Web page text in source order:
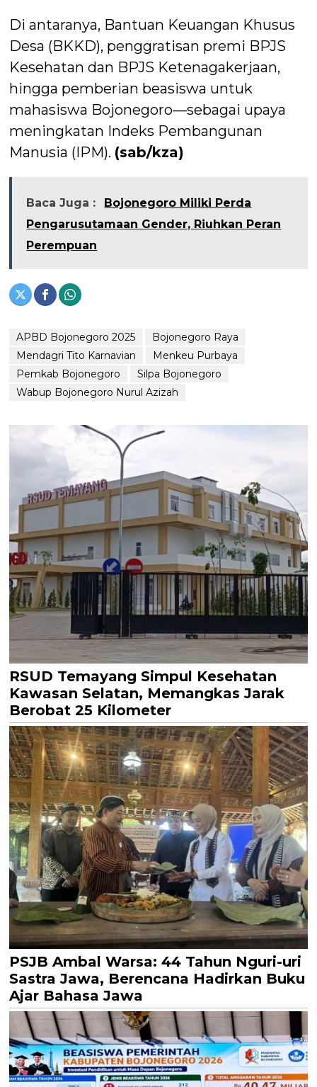
Di antaranya, Bantuan Keuangan Khusus
Desa (BKKD), penggratisan premi BPJS
Kesehatan dan BPJS Ketenagakerjaan,
hingga pemberian beasiswa untuk
mahasiswa Bojonegoro—sebagai upaya
meningkatan Indeks Pembangunan
Manusia (IPM). (sab/kza)
Baca Juga :
Bojonegoro Miliki Perda
Pengarusutamaan Gender, Riuhkan Peran
Perempuan
APBD Bojonegoro 2025
Bojonegoro Raya
Mendagri Tito Karnavian
Menkeu Purbaya
Pemkab Bojonegoro
Silpa Bojonegoro
Wabup Bojonegoro Nurul Azizah
RSUD Temayang Simpul Kesehatan
Kawasan Selatan, Memangkas Jarak
Berobat 25 Kilometer
PSJB Ambal Warsa: 44 Tahun Nguri-uri
Sastra Jawa, Berencana Hadirkan Buku
Ajar Bahasa Jawa